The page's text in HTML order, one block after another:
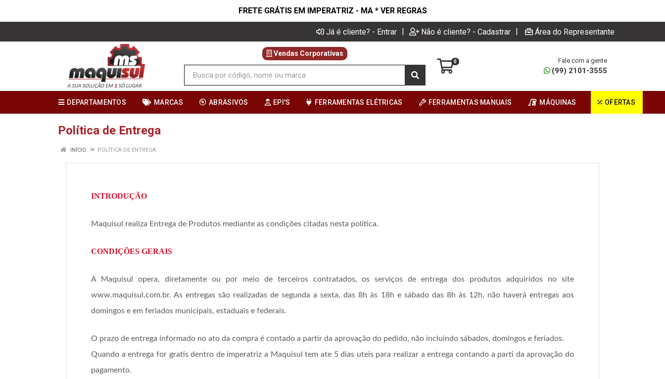
FRETE GRÁTIS EM IMPERATRIZ - MA * VER REGRAS
Já é cliente? - Entrar | Não é cliente? - Cadastrar | Área do Representante
Vendas Corporativas
0 Fale com a gente
(99) 2101-3555
DEPARTAMENTOS MARCAS ABRASIVOS EPI'S FERRAMENTAS ELÉTRICAS FERRAMENTAS MANUAIS MÁQUINAS OFERTAS
Política de Entrega
INÍCIO POLÍTICA DE ENTREGA
INTRODUÇÃO
Maquisul realiza Entrega de Produtos mediante as condições citadas nesta política.
CONDIÇÕES GERAIS
A Maquisul opera, diretamente ou por meio de terceiros contratados, os serviços de entrega dos produtos adquiridos no site
www.maquisul.com.br. As entregas são realizadas de segunda a sexta, das 8h às 18h e sábado das 8h às 12h, não haverá entregas aos
domingos e em feriados municipais, estaduais e federais.
O prazo de entrega informado no ato da compra é contado a partir da aprovação do pedido, não incluindo sábados, domingos e feriados.
Quando a entrega for gratis dentro de imperatriz a Maquisul tem ate 5 dias uteis para realizar a entrega contando a parti da aprovação do
pagamento.